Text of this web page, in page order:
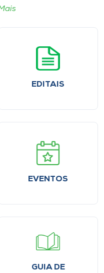
EVENTOS
EDITAIS
GUIA DE